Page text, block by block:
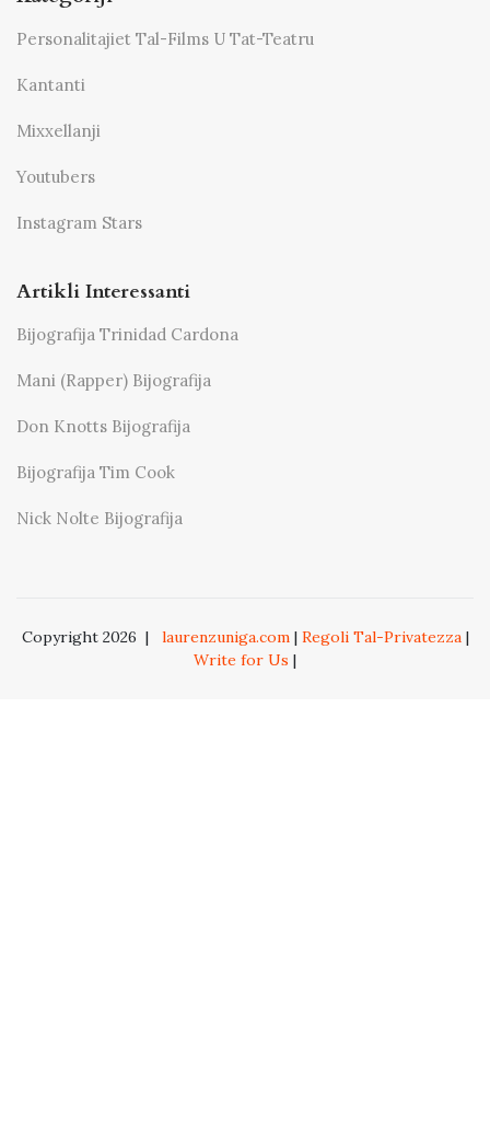
Personalitajiet Tal-Films U Tat-Teatru
Kantanti
Mixxellanji
Youtubers
Instagram Stars
Artikli Interessanti
Bijografija Trinidad Cardona
Mani (Rapper) Bijografija
Don Knotts Bijografija
Bijografija Tim Cook
Nick Nolte Bijografija
Copyright 2026 | laurenzuniga.com| Regoli Tal-Privatezza|
Write for Us |